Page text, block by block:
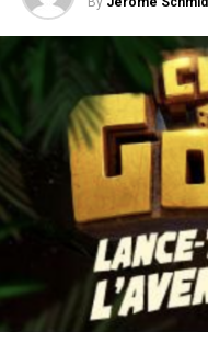
w00ki3z :
w00ki3z : et
Ilari FIN :
RELATED TOPICS:
UP NEXT
MyPok rejoint le
Décrochez votre
PMU.fr